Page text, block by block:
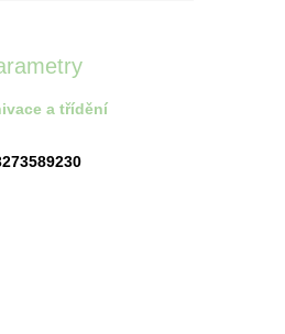
a třídění